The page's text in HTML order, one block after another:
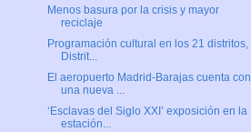
Menos basura por la crisis y mayor
reciclaje
Programación cultural en los 21 distritos,
Distrit...
El aeropuerto Madrid-Barajas cuenta con
una nueva ...
‘Esclavas del Siglo XXI’ exposición en la
estación...